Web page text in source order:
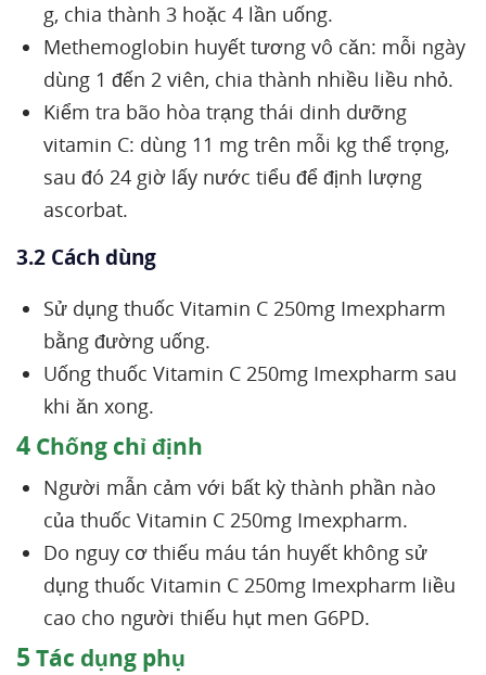
g, chia thành 3 hoặc 4 lần uống.
Methemoglobin huyết tương vô căn: mỗi ngày
dùng 1 đến 2 viên, chia thành nhiều liều nhỏ.
Kiểm tra bão hòa trạng thái dinh dưỡng
vitamin C: dùng 11 mg trên mỗi kg thể trọng,
sau đó 24 giờ lấy nước tiểu để định lượng
ascorbat.
3.2 Cách dùng
Sử dụng thuốc Vitamin C 250mg Imexpharm
bằng đường uống.
Uống thuốc Vitamin C 250mg Imexpharm sau
khi ăn xong.
4 Chống chỉ định
Người mẫn cảm với bất kỳ thành phần nào
của thuốc Vitamin C 250mg Imexpharm.
Do nguy cơ thiếu máu tán huyết không sử
dụng thuốc Vitamin C 250mg Imexpharm liều
cao cho người thiếu hụt men G6PD.
5 Tác dụng phụ